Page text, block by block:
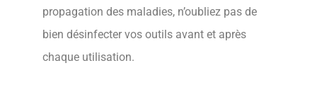
propagation des maladies, n’oubliez pas de
bien désinfecter vos outils avant et après
chaque utilisation.